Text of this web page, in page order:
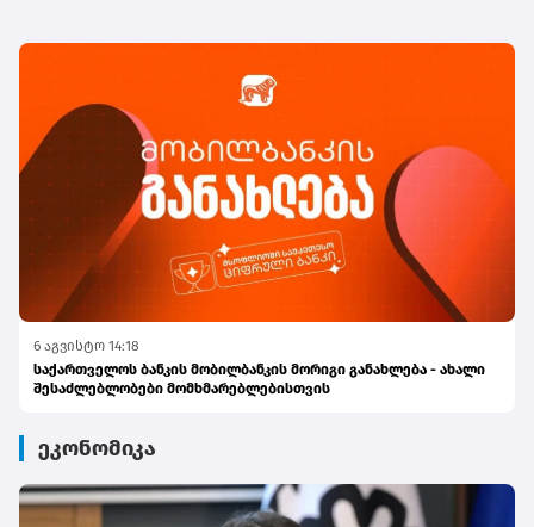
6 აგვისტო 14:18
საქართველოს ბანკის მობილბანკის მორიგი განახლება - ახალი
შესაძლებლობები მომხმარებლებისთვის
ეკონომიკა